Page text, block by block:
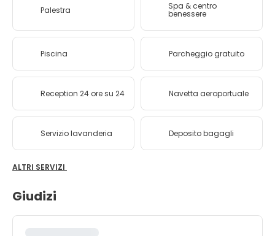
Palestra Spa & centro
benessere
Piscina Parcheggio gratuito
Reception 24 ore su 24 Navetta aeroportuale
Servizio lavanderia Deposito bagagli
ALTRI SERVIZI
Giudizi